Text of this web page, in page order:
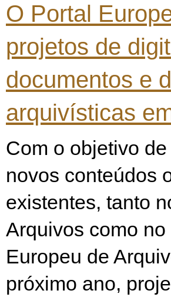
O Portal
projetos de
documentos e
arquivísticas
Com o objetivo
novos conteúdos
existentes, tanto
Arquivos como
Europeu de
próximo ano,